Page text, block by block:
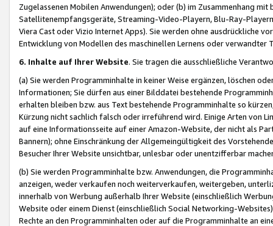
Zugelassenen Mobilen Anwendungen); oder (b) im Zusammenhang
Satellitenempfangsgeräte, Streaming-Video-Playern, Blu-Ray-
Viera Cast oder Vizio Internet Apps). Sie werden ohne ausdrückliche
Entwicklung von Modellen des maschinellen Lernens oder
6. Inhalte auf Ihrer Website. Sie tragen die ausschließliche
(a) Sie werden Programminhalte in keiner Weise ergänzen, löschen
Informationen; Sie dürfen aus einer Bilddatei bestehende
erhalten bleiben bzw. aus Text bestehende Programminhalte so
Kürzung nicht sachlich falsch oder irreführend wird. Einige Arten von
auf eine Informationsseite auf einer Amazon-Website, der nicht als
Bannern); ohne Einschränkung der Allgemeingültigkeit des
Besucher Ihrer Website unsichtbar, unlesbar oder unentzifferbar
(b) Sie werden Programminhalte bzw. Anwendungen, die
anzeigen, weder verkaufen noch weiterverkaufen, weitergeben,
innerhalb von Werbung außerhalb Ihrer Website (einschließlich
Website oder einem Dienst (einschließlich Social Networking-
Rechte an den Programminhalten oder auf die Programminhalte an